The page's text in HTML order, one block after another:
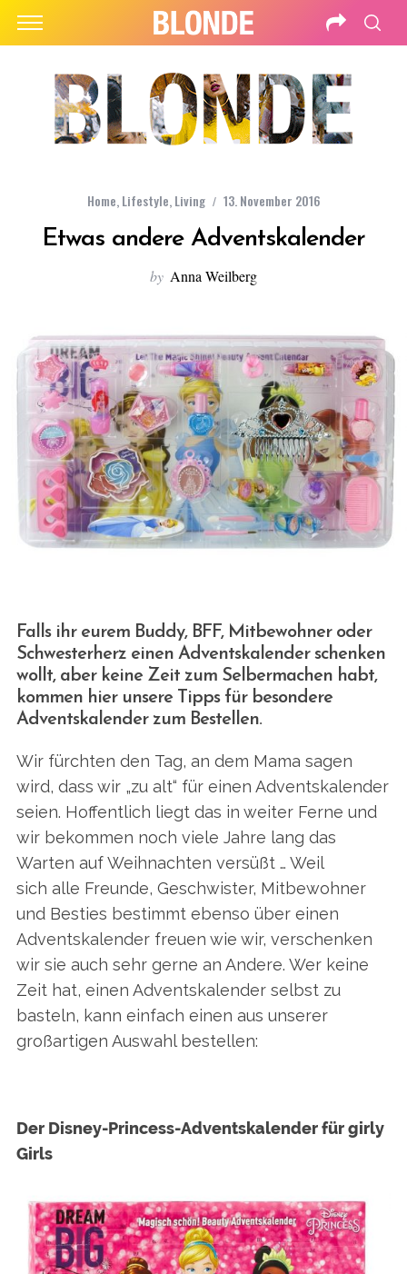
Home,Lifestyle,Living 13. November 2016
Etwas andere Adventskalender
by Anna Weilberg
Falls ihr eurem Buddy, BFF, Mitbewohner oder
Schwesterherz einen Adventskalender schenken
wollt, aber keine Zeit zum Selbermachen habt,
kommen hier unsere Tipps für besondere
Adventskalender zum Bestellen.
Wir fürchten den Tag, an dem Mama sagen
wird, dass wir „zu alt“ für einen Adventskalender
seien. Hoffentlich liegt das in weiter Ferne und
wir bekommen noch viele Jahre lang das
Warten auf Weihnachten versüßt … Weil
sich alle Freunde, Geschwister, Mitbewohner
und Besties bestimmt ebenso über einen
Adventskalender freuen wie wir, verschenken
wir sie auch sehr gerne an Andere. Wer keine
Zeit hat, einen Adventskalender selbst zu
basteln, kann einfach einen aus unserer
großartigen Auswahl bestellen:
Der Disney-Princess-Adventskalender für girly
Girls